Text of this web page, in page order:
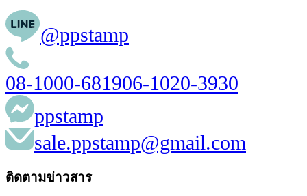
@ppstamp
08-1000-681906-1020-3930
ppstamp
sale.ppstamp@gmail.com
ติดตามข่าวสาร